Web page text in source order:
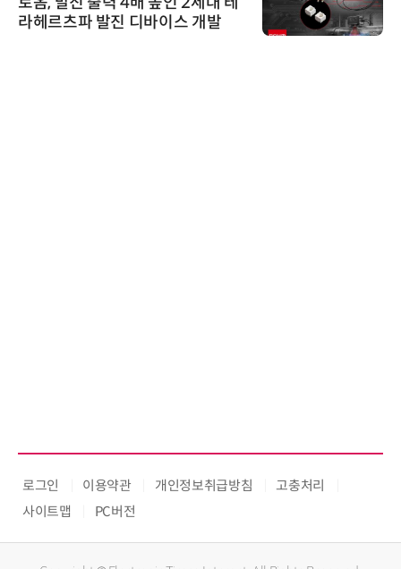
원하는 TSOP15300 시리즈
로그인 이용약관 개인정보취급방침
고충처리
사이트맵
PC버전